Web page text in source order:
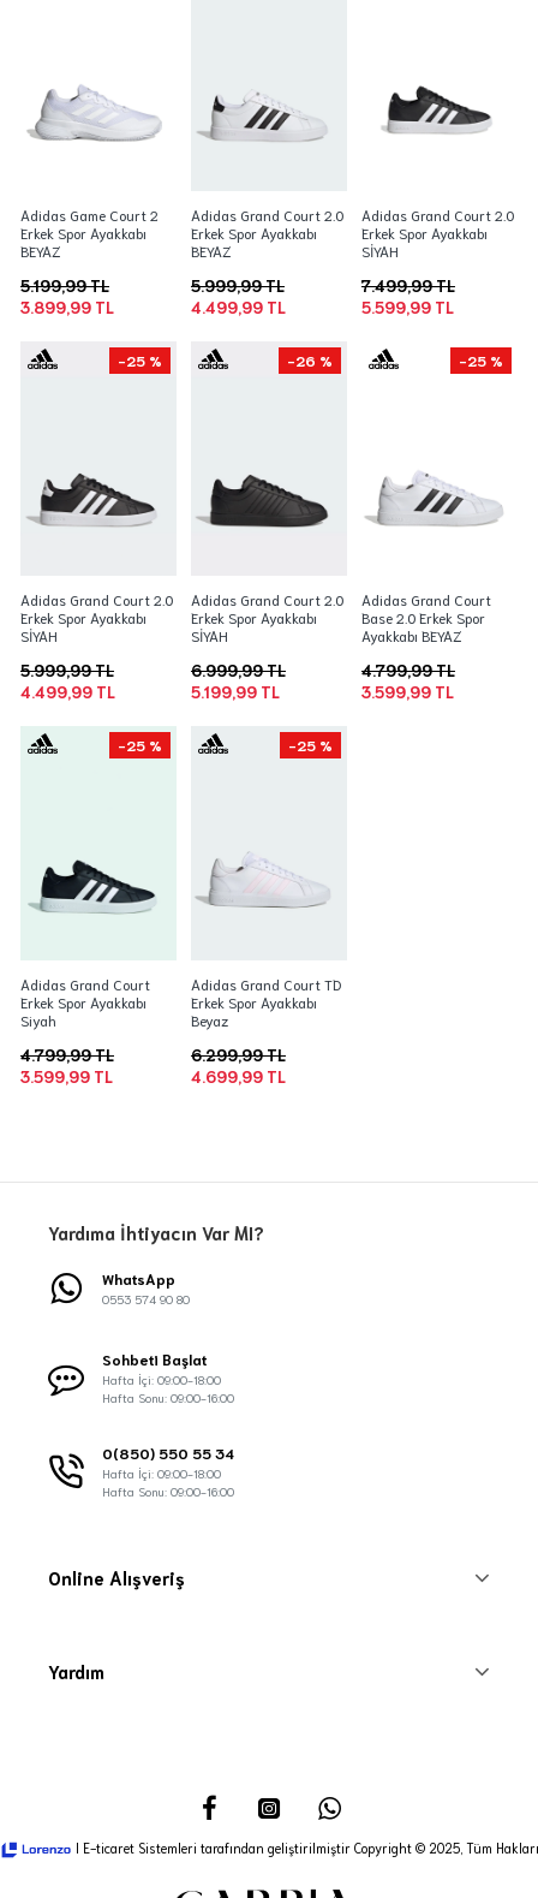
Adidas Game Court 2
Erkek Spor Ayakkabı
BEYAZ
3.899,99 TL
5.199,99 TL
Adidas Grand Court 2.0
Erkek Spor Ayakkabı
BEYAZ
4.499,99 TL
5.999,99 TL
Adidas Grand Court 2.0
Erkek Spor Ayakkabı
SİYAH
5.599,99 TL
7.499,99 TL
-25 %
Adidas Grand Court 2.0
Erkek Spor Ayakkabı
SİYAH
4.499,99 TL
5.999,99 TL
-26 %
Adidas Grand Court 2.0
Erkek Spor Ayakkabı
SİYAH
5.199,99 TL
6.999,99 TL
-25 %
Adidas Grand Court
Base 2.0 Erkek Spor
Ayakkabı BEYAZ
3.599,99 TL
4.799,99 TL
-25 %
Adidas Grand Court
Erkek Spor Ayakkabı
Siyah
3.599,99 TL
4.799,99 TL
-25 %
Adidas Grand Court TD
Erkek Spor Ayakkabı
Beyaz
4.699,99 TL
6.299,99 TL
Yardıma İhtiyacın Var MI?
WhatsApp
0553 574 90 80
Sohbeti Başlat
Hafta İçi: 09:00-18:00
Hafta Sonu: 09:00-16:00
0(850) 550 55 34
Hafta İçi: 09:00-18:00
Hafta Sonu: 09:00-16:00
Online Alışveriş
Yardım
I E-ticaret Sistemleri tarafından geliştirilmiştir Copyright © 2025, Tüm Hakları